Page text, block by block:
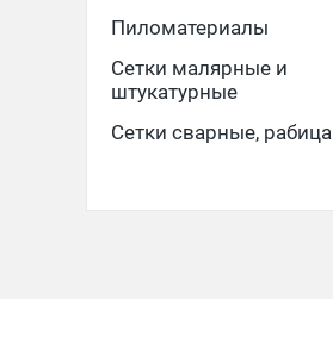
Пиломатериалы
Сетки малярные и
штукатурные
Сетки сварные, рабица